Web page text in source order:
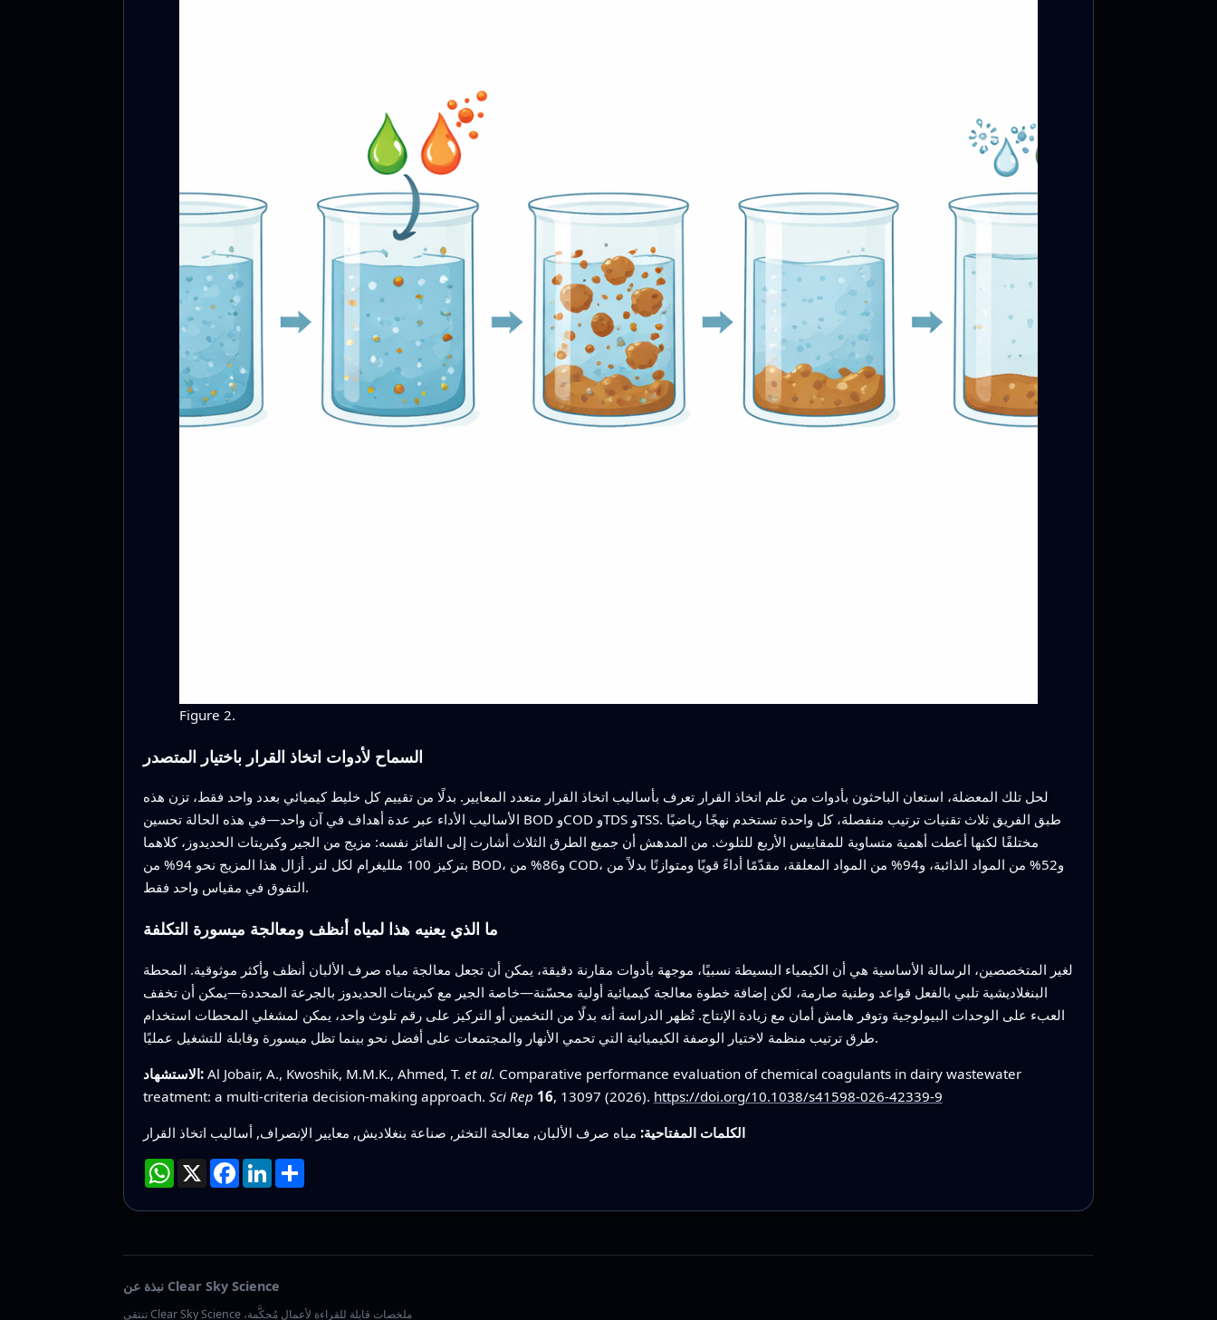
Figure 2.
السماح لأدوات اتخاذ القرار باختيار المتصدر
لحل تلك المعضلة، استعان الباحثون بأدوات من علم اتخاذ القرار تعرف بأساليب اتخاذ القرار متعدد المعايير. بدلًا من تقييم كل خليط كيميائي بعدد واحد فقط، تزن هذه
الأساليب الأداء عبر عدة أهداف في آن واحد—في هذه الحالة تحسين BOD وCOD وTDS وTSS. طبق الفريق ثلاث تقنيات ترتيب منفصلة، كل واحدة تستخدم نهجًا رياضيًا
مختلفًا لكنها أعطت أهمية متساوية للمقاييس الأربع للتلوث. من المدهش أن جميع الطرق الثلاث أشارت إلى الفائز نفسه: مزيج من الجير وكبريتات الحديدوز، كلاهما
بتركيز 100 ملليغرام لكل لتر. أزال هذا المزيج نحو 94% من BOD، و86% من COD، و52% من المواد الذائبة، و94% من المواد المعلقة، مقدّمًا أداءً قويًا ومتوازنًا بدلاً من
التفوق في مقياس واحد فقط.
ما الذي يعنيه هذا لمياه أنظف ومعالجة ميسورة التكلفة
لغير المتخصصين، الرسالة الأساسية هي أن الكيمياء البسيطة نسبيًا، موجهة بأدوات مقارنة دقيقة، يمكن أن تجعل معالجة مياه صرف الألبان أنظف وأكثر موثوقية. المحطة
البنغلاديشية تلبي بالفعل قواعد وطنية صارمة، لكن إضافة خطوة معالجة كيميائية أولية محسّنة—خاصة الجير مع كبريتات الحديدوز بالجرعة المحددة—يمكن أن تخفف
العبء على الوحدات البيولوجية وتوفر هامش أمان مع زيادة الإنتاج. تُظهر الدراسة أنه بدلًا من التخمين أو التركيز على رقم تلوث واحد، يمكن لمشغلي المحطات استخدام
طرق ترتيب منظمة لاختيار الوصفة الكيميائية التي تحمي الأنهار والمجتمعات على أفضل نحو بينما تظل ميسورة وقابلة للتشغيل عمليًا.
الاستشهاد: Al Jobair, A., Kwoshik, M.M.K., Ahmed, T. et al. Comparative performance evaluation of chemical coagulants in dairy wastewater
treatment: a multi-criteria decision-making approach. Sci Rep 16, 13097 (2026). https://doi.org/10.1038/s41598-026-42339-9
الكلمات المفتاحية: مياه صرف الألبان, معالجة التخثر, صناعة بنغلاديش, معايير الإنصراف, أساليب اتخاذ القرار
WhatsApp
X Facebook
LinkedIn
انشر
نبذة عن Clear Sky Science
تنتقي Clear Sky Science ملخصات قابلة للقراءة لأعمال مُحكَّمة،